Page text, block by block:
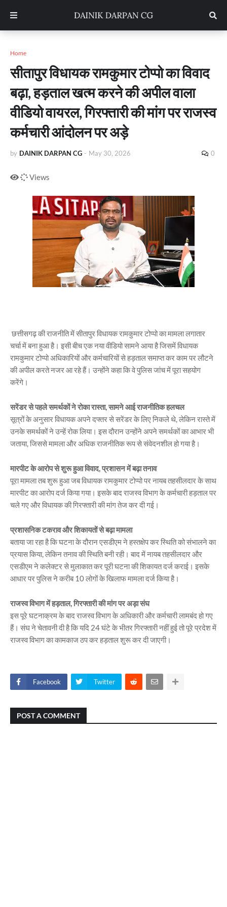
Home
सीतापुर विधायक रामकुमार टोप्पो का विवाद
बढ़ा, हड़ताल खत्म करने की अपील वाला
वीडियो वायरल, गिरफ्तारी की मांग पर राजस्व
कर्मचारी आंदोलन पर अड़े
by DAINIK DARPAN CG - May 30, 2026 0
Views
छत्तीसगढ़ की राजनीति में सीतापुर विधायक रामकुमार टोप्पो का मामला लगातार
चर्चा में बना हुआ है। इसी बीच एक नया वीडियो सामने आया है जिसमें विधायक
रामकुमार टोप्पो अधिकारियों और कर्मचारियों से हड़ताल समाप्त कर काम पर लौटने
की अपील करते नजर आ रहे हैं। उन्होंने कहा कि वे पुलिस जांच में पूरा सहयोग
करेंगे।
सरेंडर से पहले समर्थकों ने रोका रास्ता, सामने आई राजनीतिक हलचल
सूत्रों के अनुसार विधायक अपने दफ्तर से सरेंडर के लिए निकले थे, लेकिन रास्ते में
उनके समर्थकों ने उन्हें रोक लिया। इस दौरान उन्होंने अपने समर्थकों का आभार भी
जताया, जिससे मामला और अधिक राजनीतिक रूप से संवेदनशील हो गया है।
मारपीट के आरोप से शुरू हुआ विवाद, प्रशासन में बढ़ा तनाव
पूरा मामला तब शुरू हुआ जब विधायक रामकुमार टोप्पो पर नायब तहसीलदार के साथ
मारपीट का आरोप दर्ज किया गया। इसके बाद राजस्व विभाग के कर्मचारी हड़ताल पर
चले गए और विधायक की गिरफ्तारी की मांग तेज कर दी गई।
प्रशासनिक टकराव और शिकायतों से बढ़ा मामला
बताया जा रहा है कि घटना के दौरान एसडीएम ने हस्तक्षेप कर स्थिति को संभालने का
प्रयास किया, लेकिन तनाव की स्थिति बनी रही। बाद में नायब तहसीलदार और
एसडीएम ने कलेक्टर से मुलाकात कर पूरी घटना की शिकायत दर्ज कराई। इसके
आधार पर पुलिस ने करीब 10 लोगों के खिलाफ मामला दर्ज किया है।
राजस्व विभाग में हड़ताल, गिरफ्तारी की मांग पर अड़ा संघ
इस पूरे घटनाक्रम के बाद राजस्व विभाग के अधिकारी और कर्मचारी लामबंद हो गए
हैं। संघ ने चेतावनी दी है कि यदि 24 घंटे के भीतर गिरफ्तारी नहीं हुई तो पूरे प्रदेश में
राजस्व विभाग का कामकाज ठप कर हड़ताल शुरू कर दी जाएगी।
Facebook Twitter
POST A COMMENT